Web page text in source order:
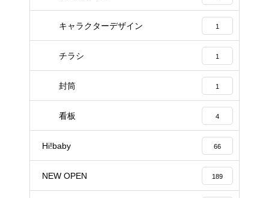
キャラクターデザイン 1
チラシ 1
封筒 1
看板 4
Hi!baby 66
NEW OPEN 189